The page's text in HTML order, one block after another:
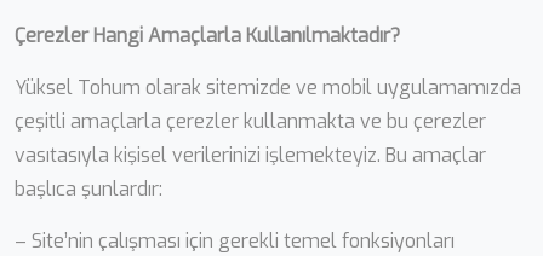
Çerezler Hangi Amaçlarla Kullanılmaktadır?
Yüksel Tohum olarak sitemizde ve mobil uygulamamızda
çeşitli amaçlarla çerezler kullanmakta ve bu çerezler
vasıtasıyla kişisel verilerinizi işlemekteyiz. Bu amaçlar
başlıca şunlardır:
– Site’nin çalışması için gerekli temel fonksiyonları